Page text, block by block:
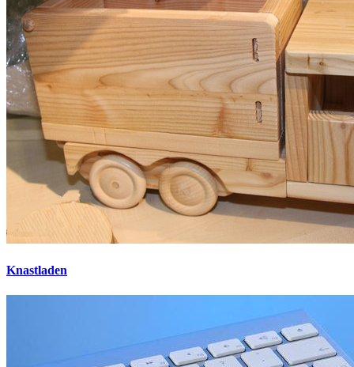
Knastladen